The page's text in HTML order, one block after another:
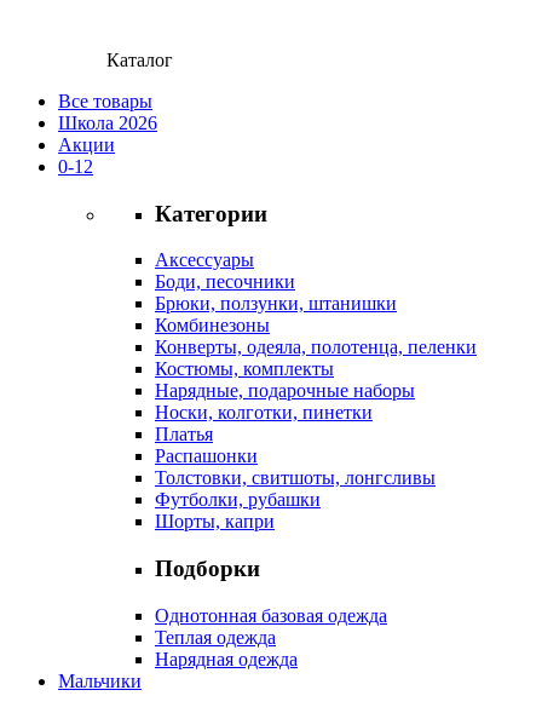
Каталог
Все товары
Школа 2026
Акции
0-12
Категории
Аксессуары
Боди, песочники
Брюки, ползунки, штанишки
Комбинезоны
Конверты, одеяла, полотенца, пеленки
Костюмы, комплекты
Нарядные, подарочные наборы
Носки, колготки, пинетки
Платья
Распашонки
Толстовки, свитшоты, лонгсливы
Футболки, рубашки
Шорты, капри
Подборки
Однотонная базовая одежда
Теплая одежда
Нарядная одежда
Мальчики